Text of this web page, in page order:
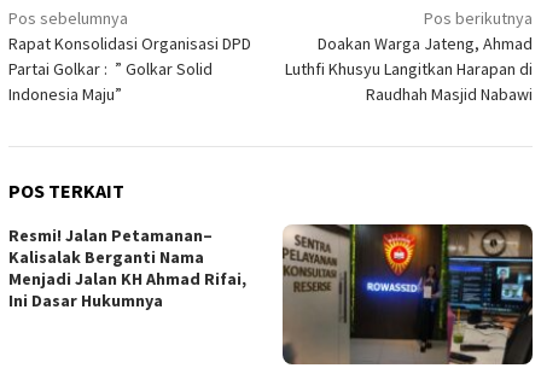
Navigasi
pos
Pos sebelumnya
Rapat Konsolidasi Organisasi DPD
Partai Golkar : ” Golkar Solid
Indonesia Maju”
Pos berikutnya
Doakan Warga Jateng, Ahmad
Luthfi Khusyu Langitkan Harapan di
Raudhah Masjid Nabawi
POS TERKAIT
Resmi! Jalan Petamanan–
Kalisalak Berganti Nama
Menjadi Jalan KH Ahmad Rifai,
Ini Dasar Hukumnya